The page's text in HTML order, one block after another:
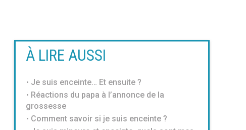
À LIRE AUSSI
Je suis enceinte… Et ensuite ?
Réactions du papa à l’annonce de la
grossesse
Comment savoir si je suis enceinte ?